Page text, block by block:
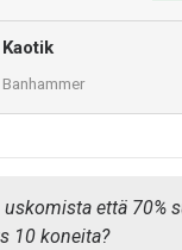
Kaotik
Banhammer
että 70%
10 koneita?